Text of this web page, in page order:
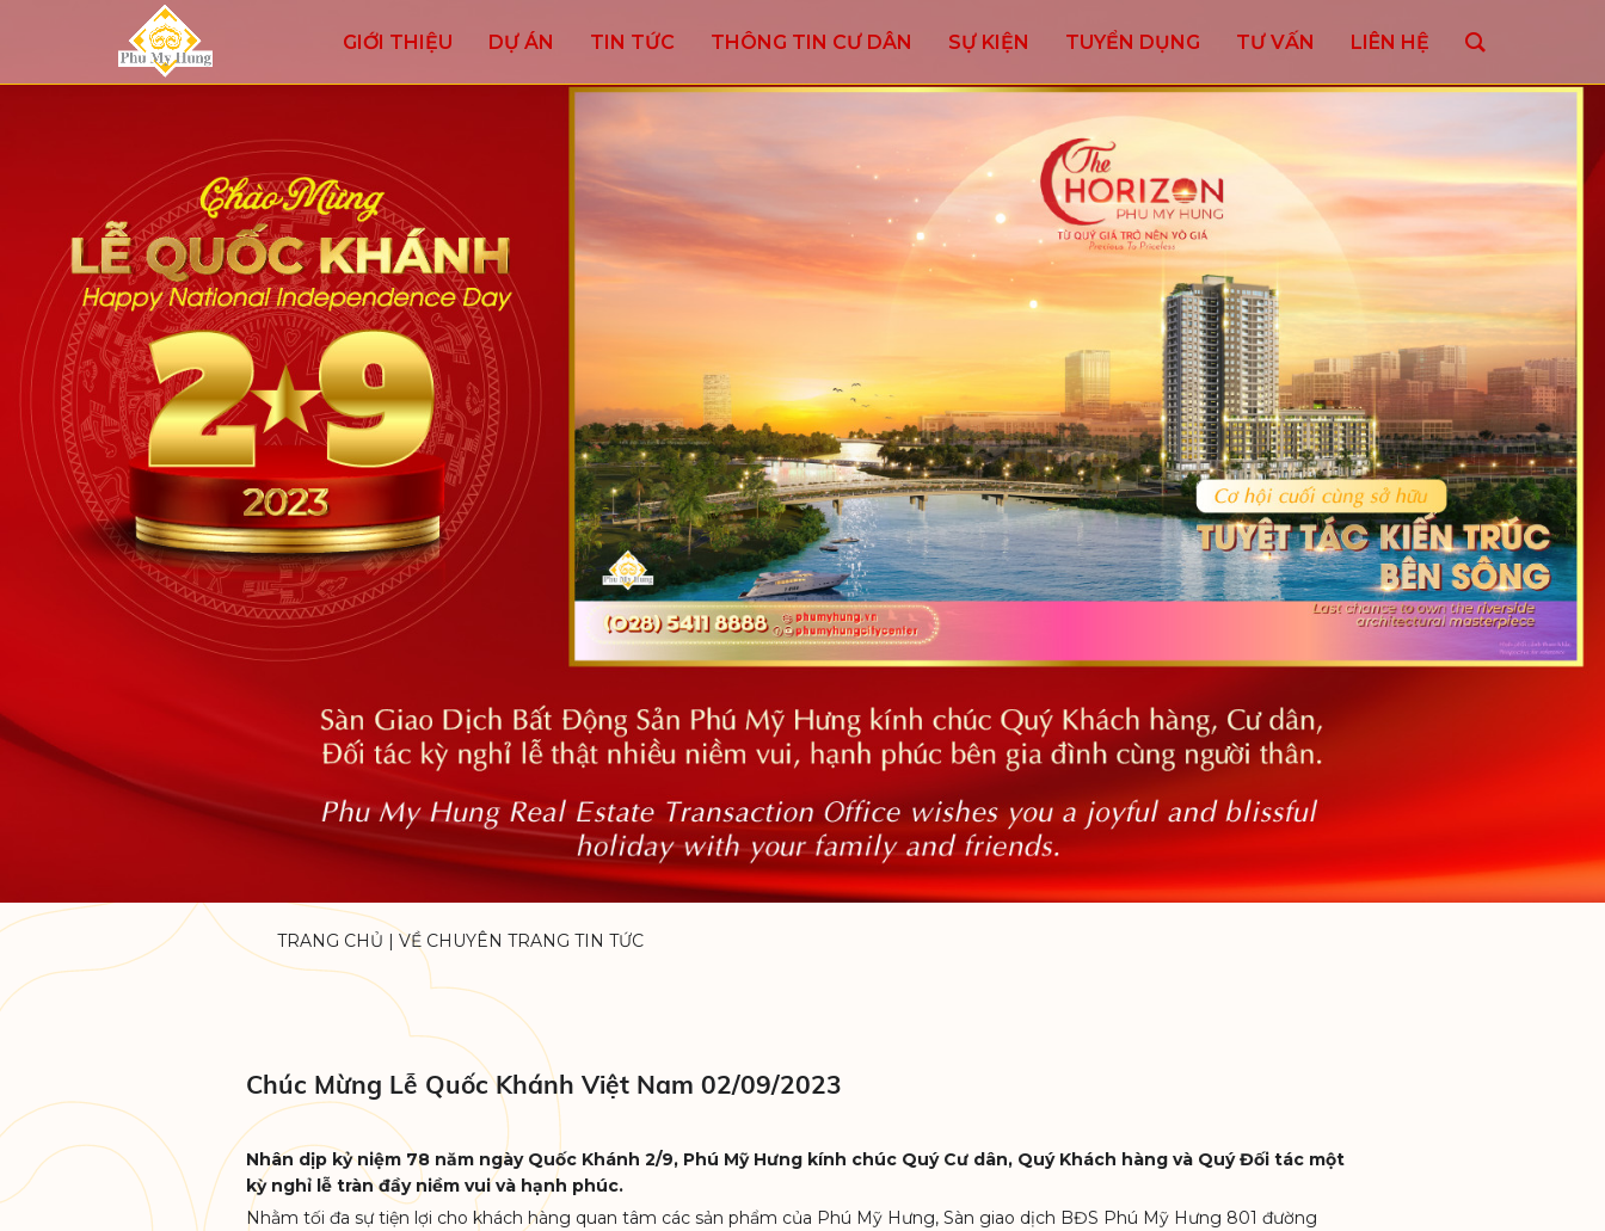
GIỚI THIỆU DỰ ÁN TIN TỨC THÔNG TIN CƯ DÂN SỰ KIỆN TUYỂN DỤNG TƯ VẤN LIÊN HỆ
TRANG CHỦ | VỀ CHUYÊN TRANG TIN TỨC
Chúc Mừng Lễ Quốc Khánh Việt Nam 02/09/2023
Nhân dịp kỷ niệm 78 năm ngày Quốc Khánh 2/9, Phú Mỹ Hưng kính chúc Quý Cư dân, Quý Khách hàng và Quý Đối tác một
kỳ nghỉ lễ tràn đầy niềm vui và hạnh phúc.
Nhằm tối đa sự tiện lợi cho khách hàng quan tâm các sản phẩm của Phú Mỹ Hưng, Sàn giao dịch BĐS Phú Mỹ Hưng 801 đường